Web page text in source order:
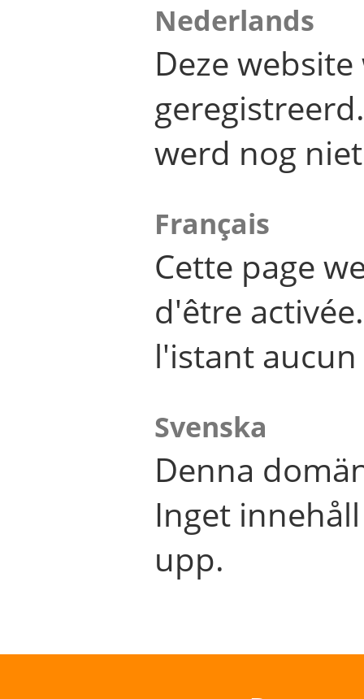
Nederlands
Deze
werd nog
Français
Cette page
d'être
l'istant
Svenska
Denna
Inget
upp.